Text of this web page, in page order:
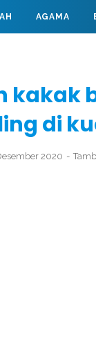
AGAMA
kakak
di
2020